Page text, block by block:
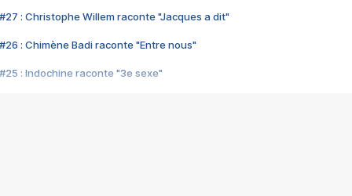
#27 : Christophe Willem raconte "Jacques a dit"
#26 : Chimène Badi raconte "Entre nous"
#25 : Indochine raconte "3e sexe"